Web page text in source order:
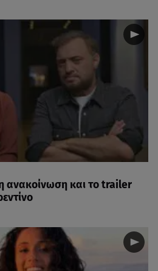
ανακοίνωση και το trailer